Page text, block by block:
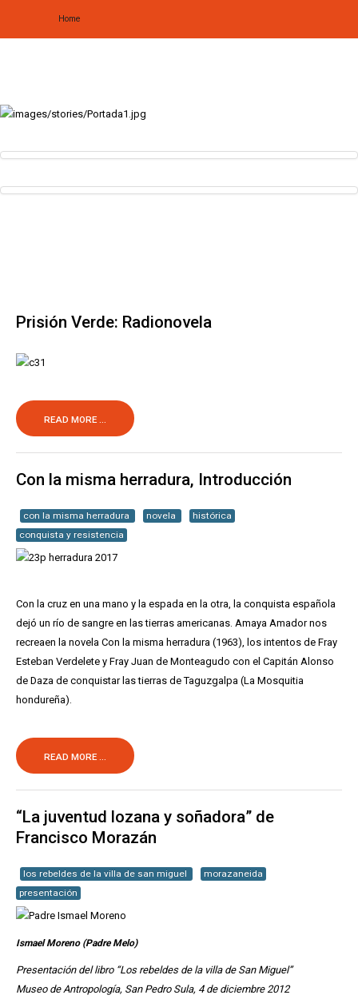
Biografía
Obras
Noticias
Home
Prisión Verde: Radionovela
READ MORE ...
Con la misma herradura, Introducción
con la misma herradura novela
histórica
conquista y resistencia
Con la cruz en una mano y la espada en la otra, la conquista española
dejó un río de sangre en las tierras americanas. Amaya Amador nos
recreaen la novela Con la misma herradura (1963), los intentos de Fray
Esteban Verdelete y Fray Juan de Monteagudo con el Capitán Alonso
de Daza de conquistar las tierras de Taguzgalpa (La Mosquitia
hondureña).
READ MORE ...
“La juventud lozana y soñadora” de
Francisco Morazán
los rebeldes de la villa de san miguel
morazaneida
presentación
Ismael Moreno (Padre Melo)
Presentación del libro “Los rebeldes de la villa de San Miguel”
Museo de Antropología, San Pedro Sula, 4 de diciembre 2012